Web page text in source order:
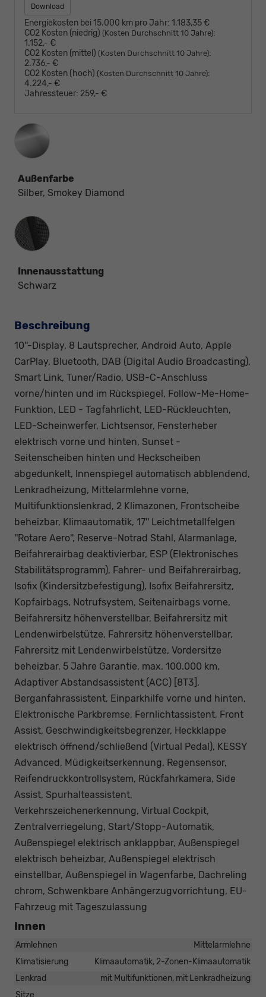
Download
Energiekosten bei 15.000 km pro Jahr: 1.183,35 €
CO2 Kosten (niedrig) (Kosten Durchschnitt 10 Jahre):
1.152,- €
CO2 Kosten (mittel) (Kosten Durchschnitt 10 Jahre):
2.736,- €
CO2 Kosten (hoch) (Kosten Durchschnitt 10 Jahre):
4.224,- €
Jahressteuer: 259,- €
Außenfarbe
Silber, Smokey Diamond
Innenausstattung
Innenausstattung
Schwarz
Beschreibung
10''-Display, 8 Lautsprecher, Android Auto, Apple
CarPlay, Bluetooth, DAB (Digital Audio Broadcasting),
Smart Link, Tuner/Radio, USB-C-Anschluss
vorne/hinten und im Rückspiegel, Follow-Me-Home-
Funktion, LED - Tagfahrlicht, LED-Rückleuchten,
LED-Scheinwerfer, Lichtsensor, Fensterheber
elektrisch vorne und hinten, Sunset -
Seitenscheiben hinten und Heckscheiben
abgedunkelt, Innenspiegel automatisch abblendend,
Lenkradheizung, Mittelarmlehne vorne,
Multifunktionslenkrad, 2 Klimazonen, Frontscheibe
beheizbar, Klimaautomatik, 17'' Leichtmetallfelgen
''Rotare Aero'', Reserve-Notrad Stahl, Alarmanlage,
Beifahrerairbag deaktivierbar, ESP (Elektronisches
Stabilitätsprogramm), Fahrer- und Beifahrerairbag,
Isofix (Kindersitzbefestigung), Isofix Beifahrersitz,
Kopfairbags, Notrufsystem, Seitenairbags vorne,
Beifahrersitz höhenverstellbar, Beifahrersitz mit
Lendenwirbelstütze, Fahrersitz höhenverstellbar,
Fahrersitz mit Lendenwirbelstütze, Vordersitze
beheizbar, 5 Jahre Garantie, max. 100.000 km,
Adaptiver Abstandsassistent (ACC) [8T3],
Berganfahrassistent, Einparkhilfe vorne und hinten,
Elektronische Parkbremse, Fernlichtassistent, Front
Assist, Geschwindigkeitsbegrenzer, Heckklappe
elektrisch öffnend/schließend (Virtual Pedal), KESSY
Advanced, Müdigkeitserkennung, Regensensor,
Reifendruckkontrollsystem, Rückfahrkamera, Side
Assist, Spurhalteassistent,
Verkehrszeichenerkennung, Virtual Cockpit,
Zentralverriegelung, Start/Stopp-Automatik,
Außenspiegel elektrisch anklappbar, Außenspiegel
elektrisch beheizbar, Außenspiegel elektrisch
einstellbar, Außenspiegel in Wagenfarbe, Dachreling
chrom, Schwenkbare Anhängerzugvorrichtung, EU-
Fahrzeug mit Tageszulassung
Innen
Armlehnen
Mittelarmlehne
Klimatisierung
Klimaautomatik, 2-Zonen-Klimaautomatik
Lenkrad
mit Multifunktionen, mit Lenkradheizung